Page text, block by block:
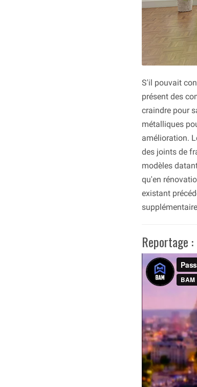
S'il pouvait
présent des
craindre pour
métalliques
amélioration.
des joints de
modèles
qu'en
existant
Reportage